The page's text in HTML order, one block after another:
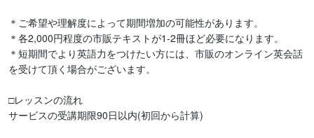
＊ご希望や理解度によって期間増加の可能性があります。
＊各2,000円程度の市販テキストが1-2冊ほど必要になります。
＊短期間でより英語力をつけたい方には、市販のオンライン英会話
を受けて頂く場合がございます。
□レッスンの流れ
サービスの受講期限90日以内(初回から計算)